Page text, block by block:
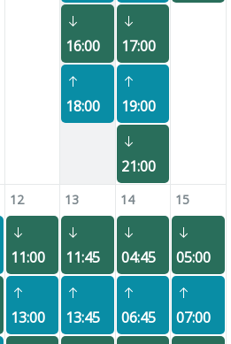
16:00
18:00
17:00
19:00
21:00
12
11:00
13:00
13
11:45
13:45
14
04:45
06:45
15
05:00
07:00